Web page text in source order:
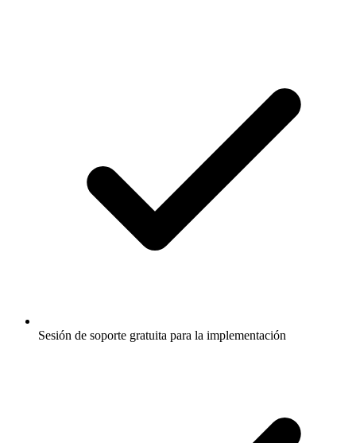
Sesión de soporte gratuita para la implementación